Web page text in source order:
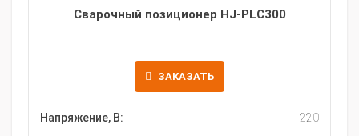
Сварочный позиционер HJ-PLC300
ЗАКАЗАТЬ
Напряжение, В: 220